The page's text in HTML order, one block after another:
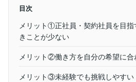
目次
メリット①正社員・契約社員を目
きことが少ない
メリット②働き方を自分の希望に
メリット③未経験でも挑戦しやすい